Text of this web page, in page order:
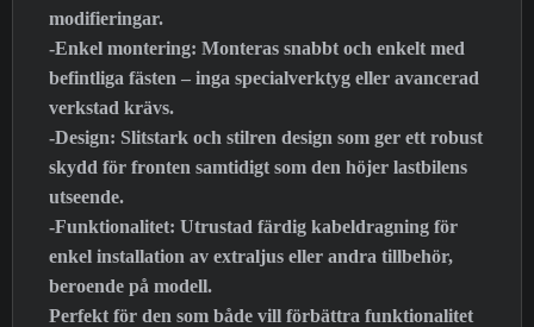
modifieringar.
-Enkel montering: Monteras snabbt och enkelt med
befintliga fästen – inga specialverktyg eller avancerad
verkstad krävs.
-Design: Slitstark och stilren design som ger ett robust
skydd för fronten samtidigt som den höjer lastbilens
utseende.
-Funktionalitet: Utrustad färdig kabeldragning för
enkel installation av extraljus eller andra tillbehör,
beroende på modell.
Perfekt för den som både vill förbättra funktionalitet